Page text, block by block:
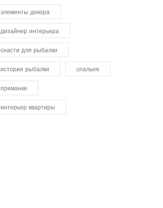
элементы декора
дизайнер интерьера
снасти для рыбалки
история рыбалки спальня
приманки
интерьер квартиры